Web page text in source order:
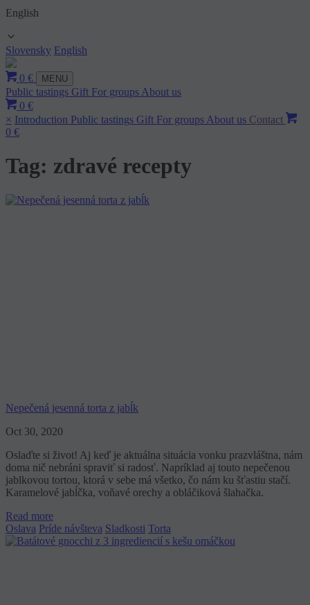
English
Slovensky English
0 € MENU
Public tastings Gift For groups About us
0 €
× Introduction Public tastings Gift For groups About us Contact
0 €
Tag: zdravé recepty
Nepečená jesenná torta z jabĺk
Oct 30, 2020
Oslaďte si život! Aj keď je aktuálna situácia vonku prazvláštna, nám
doma nič nebráni spraviť si radosť. Napríklad aj touto nepečenou
jablkovou tortou, ktorá v sebe má všetko, čo nám ku šťastiu stačí.
Karamelové jabĺčka, voňavé orechy a obláčiková šlahačka.
Read more
Oslava Príde návšteva Sladkosti Torta